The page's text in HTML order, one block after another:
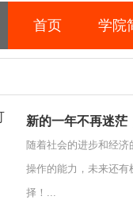
首页 学院
新的一年不再迷茫
随着社会的进步和经
操作的能力，未来还
择！...